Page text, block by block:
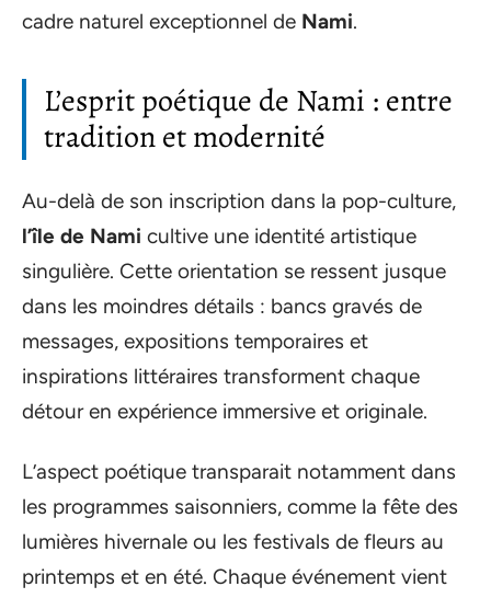
cadre naturel exceptionnel de Nami.
L’esprit poétique de Nami : entre
tradition et modernité
Au-delà de son inscription dans la pop-culture,
l’île de Nami cultive une identité artistique
singulière. Cette orientation se ressent jusque
dans les moindres détails : bancs gravés de
messages, expositions temporaires et
inspirations littéraires transforment chaque
détour en expérience immersive et originale.
L’aspect poétique transparait notamment dans
les programmes saisonniers, comme la fête des
lumières hivernale ou les festivals de fleurs au
printemps et en été. Chaque événement vient